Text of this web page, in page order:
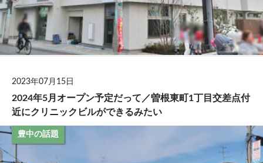
2023年07月15日
2024年5月オープン予定だって／曽根東町1丁目交差点付
近にクリニックビルができるみたい
豊中の話題